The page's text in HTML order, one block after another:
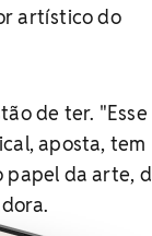
artístico do
de ter. "Esse
aposta, tem
papel da arte,